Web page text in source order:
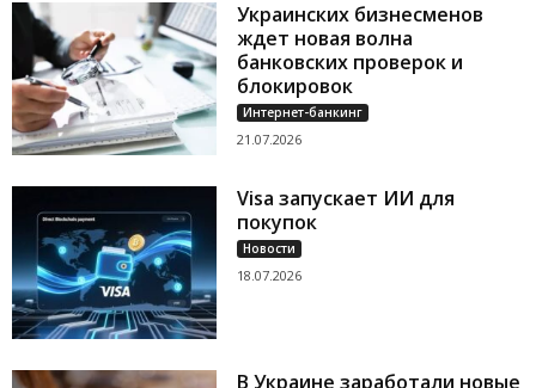
Украинских бизнесменов
ждет новая волна
банковских проверок и
блокировок
Интернет-банкинг
21.07.2026
Visa запускает ИИ для
покупок
Новости
18.07.2026
В Украине заработали новые